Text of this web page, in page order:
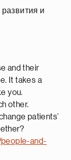
и
and their
It takes a
you.
other.
patients’
and-